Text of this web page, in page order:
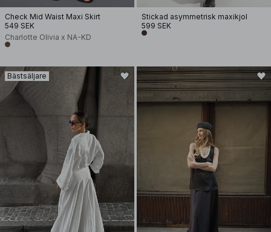
Check Mid Waist Maxi Skirt
549 SEK
Charlotte Olivia x NA-KD
Stickad asymmetrisk maxikjol
599 SEK
Bästsäljare